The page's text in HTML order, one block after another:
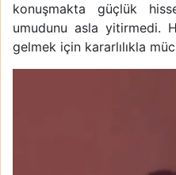
konuşmakta güçlük
umudunu asla yitirmedi.
gelmek için kararlılıkla